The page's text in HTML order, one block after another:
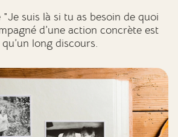
suis là si tu as besoin de quoi
d’une action concrète est
long discours.